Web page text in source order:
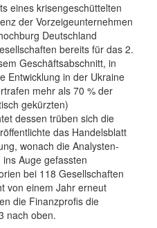
eines krisengeschüttelten
der Vorzeigeunternehmen
Deutschland
bereits für das 2.
Geschäftsabschnitt, in
Entwicklung in der Ukraine
mehr als 70 % der
gekürzten)
dessen trüben sich die
das Handelsblatt
wonach die Analysten-
Auge gefassten
bei 118 Gesellschaften
von einem Jahr erneut
die Finanzprofis die
nach oben.